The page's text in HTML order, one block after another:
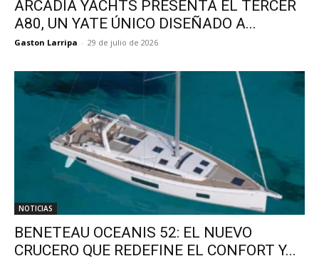
ARCADIA YACHTS PRESENTA EL TERCER
A80, UN YATE ÚNICO DISEÑADO A...
Gaston Larripa - 29 de julio de 2026
NOTICIAS
BENETEAU OCEANIS 52: EL NUEVO
CRUCERO QUE REDEFINE EL CONFORT Y...